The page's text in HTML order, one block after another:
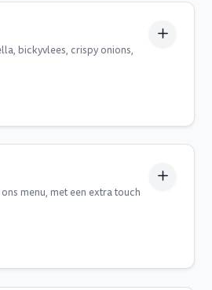
bickyvlees, crispy onions,
menu, met een extra touch